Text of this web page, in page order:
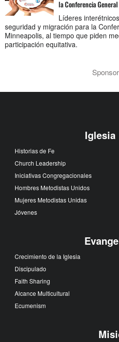
la Conferencia
Líderes
seguridad y migración para la
Minneapolis, al tiempo que piden
participación equitativa.
Iglesia
Historias de Fe
Church Leadership
Iniciativas Congregacionales
Hombres Metodistas Unidos
Mujeres Metodistas Unidas
Jóvenes
Crecimiento de la Iglesia
Discipulado
Faith Sharing
Alcance Multicultural
Ecumenism